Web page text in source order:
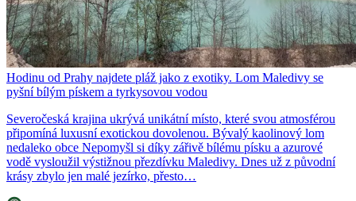
Hodinu od Prahy najdete pláž jako z exotiky. Lom Maledivy se
pyšní bílým pískem a tyrkysovou vodou
Severočeská krajina ukrývá unikátní místo, které svou atmosférou
připomíná luxusní exotickou dovolenou. Bývalý kaolinový lom
nedaleko obce Nepomyšl si díky zářivě bílému písku a azurové
vodě vysloužil výstižnou přezdívku Maledivy. Dnes už z původní
krásy zbylo jen malé jezírko, přesto…